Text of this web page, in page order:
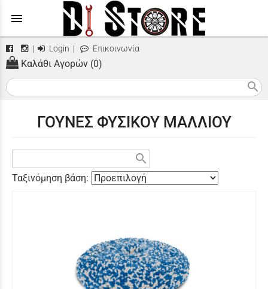
menu
| Login | Επικοινωνία
Καλάθι Αγορών (0)
search
ΓΟΥΝΕΣ ΦΥΣΙΚΟΥ ΜΑΛΛΙΟΥ
search
Ταξινόμηση βάση: